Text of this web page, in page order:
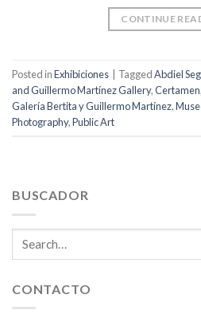
CONTINUE
Posted inExhibiciones TaggedAbdiel
and Guillermo Martínez Gallery,Certamen,
Galería Bertita y Guillermo Martínez,
Photography,Public Art
BUSCADOR
CONTACTO